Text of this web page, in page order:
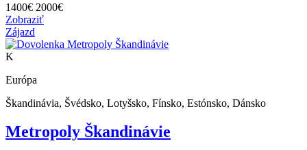
1400€ 2000€
Zobraziť
Zájazd
K
Európa
Škandinávia, Švédsko, Lotyšsko, Fínsko, Estónsko, Dánsko
Metropoly Škandinávie